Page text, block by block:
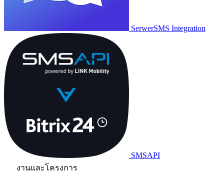
SerwerSMS Integration
SMSAPI
งานและโครงการ